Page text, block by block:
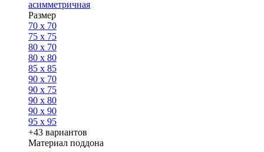
асимметричная
Размер
70 x 70
75 x 75
80 x 70
80 x 80
85 x 85
90 x 70
90 x 75
90 x 80
90 x 90
95 x 95
+43 вариантов
Материал поддона